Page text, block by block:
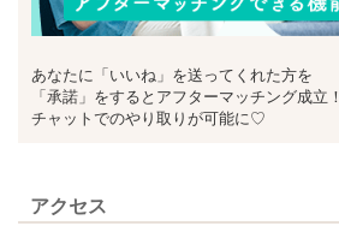
あなたに「いいね」を送ってくれた方を
「承諾」をするとアフターマッチング成立！
チャットでのやり取りが可能に♡
アクセス